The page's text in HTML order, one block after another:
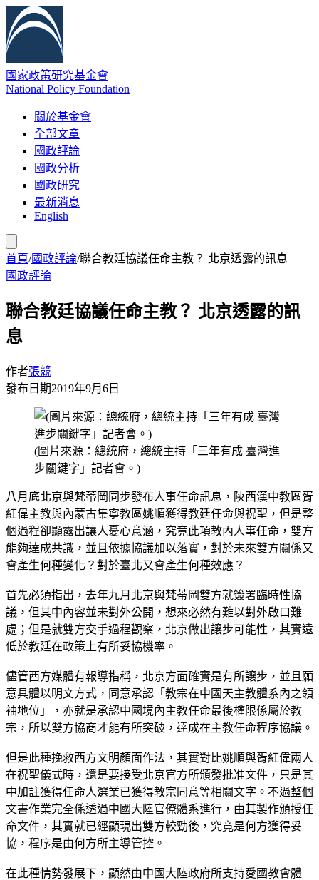
國家政策研究基金會
National Policy Foundation
關於基金會
全部文章
國政評論
國政分析
國政研究
最新消息
English
首頁/國政評論/聯合教廷協議任命主教？ 北京透露的訊息
國政評論
聯合教廷協議任命主教？ 北京透露的訊
息
作者張競
發布日期2019年9月6日
(圖片來源：總統府，總統主持「三年有成 臺灣進
步關鍵字」記者會。)
八月底北京與梵蒂岡同步發布人事任命訊息，陝西漢中教區胥
紅偉主教與內蒙古集寧教區姚順獲得教廷任命與祝聖，但是整
個過程卻顯露出讓人憂心意涵，究竟此項教內人事任命，雙方
能夠達成共識，並且依據協議加以落實，對於未來雙方關係又
會產生何種變化？對於臺北又會產生何種效應？
首先必須指出，去年九月北京與梵蒂岡雙方就簽署臨時性協
議，但其中內容並未對外公開，想來必然有難以對外啟口難
處；但是就雙方交手過程觀察，北京做出讓步可能性，其實遠
低於教廷在政策上有所妥協機率。
儘管西方媒體有報導指稱，北京方面確實是有所讓步，並且願
意具體以明文方式，同意承認「教宗在中國天主教體系內之領
袖地位」，亦就是承認中國境內主教任命最後權限係屬於教
宗，所以雙方協商才能有所突破，達成在主教任命程序協議。
但是此種挽救西方文明顏面作法，其實對比姚順與胥紅偉兩人
在祝聖儀式時，還是要接受北京官方所頒發批准文件，只是其
中加註獲得任命人選業已獲得教宗同意等相關文字。不過整個
文書作業完全係透過中國大陸官僚體系進行，由其製作頒授任
命文件，其實就已經顯現出雙方較勁後，究竟是何方獲得妥
協，程序是由何方所主導管控。
在此種情勢發展下，顯然由中國大陸政府所支持愛國教會體